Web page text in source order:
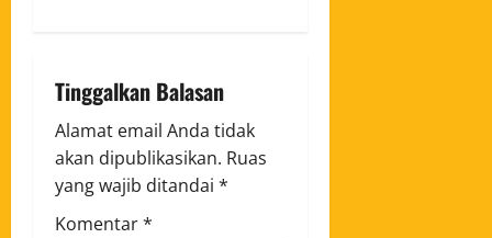
Tinggalkan Balasan
Alamat email Anda tidak
akan dipublikasikan. Ruas
yang wajib ditandai *
Komentar*